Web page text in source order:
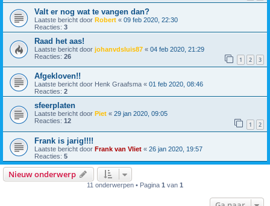
Valt er nog wat te vangen dan?
Laatste bericht door Robert « 09 feb 2020, 22:30
Reacties: 3
Raad het aas!
Laatste bericht door johanvdsluis87 « 04 feb 2020, 21:29
Reacties: 26 1 2 3
Afgekloven!!
Laatste bericht door Henk Graafsma « 01 feb 2020, 08:46
Reacties: 2
sfeerplaten
Laatste bericht door Piet « 29 jan 2020, 09:05
Reacties: 12 1 2
Frank is jarig!!!!
Laatste bericht door Frank van Vliet « 26 jan 2020, 19:57
Reacties: 5
Nieuw onderwerp
11 onderwerpen • Pagina 1 van 1